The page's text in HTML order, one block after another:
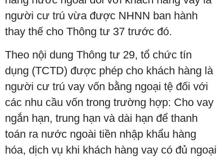
người cư trú vừa được NHNN ban hành
thay thế cho Thông tư 37 trước đó.
Theo nội dung Thông tư 29, tổ chức tín
dụng (TCTD) được phép cho khách hàng là
người cư trú vay vốn bằng ngoại tệ đối với
các nhu cầu vốn trong trường hợp: Cho vay
ngắn hạn, trung hạn và dài hạn để thanh
toán ra nước ngoài tiền nhập khẩu hàng
hóa, dịch vụ khi khách hàng vay có đủ ngoại